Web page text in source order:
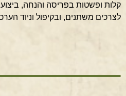
קלות ופשטות בפריסה והנחה,
לצרכים משתנים, ובקיפול וניוד